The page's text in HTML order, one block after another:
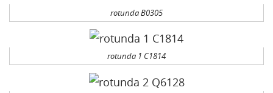
rotunda B0305
rotunda 1 C1814